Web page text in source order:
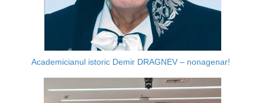
Academicianul istoric Demir DRAGNEV – nonagenar!